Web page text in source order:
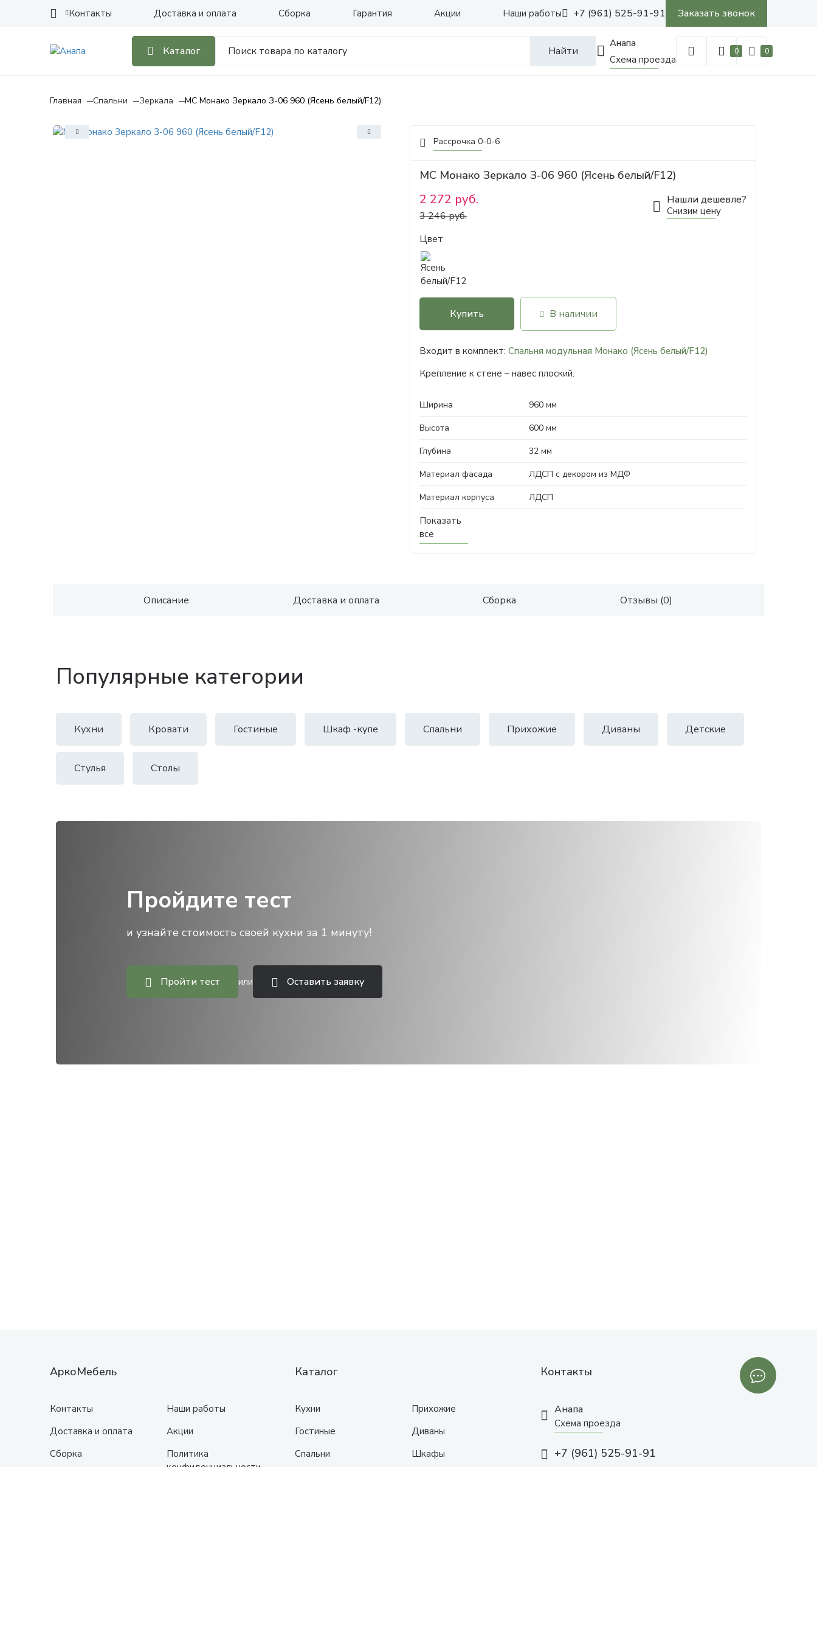
Контакты Доставка и оплата Сборка Гарантия Наши работы
Акции +7 (961) 525-91-91 Заказать звонок
Каталог Найти
Анапа
Схема проезда
0 0
Главная Спальни Зеркала МС Монако Зеркало З-06 960 (Ясень белый/F12)
Рассрочка 0-0-6
МС Монако Зеркало З-06 960 (Ясень белый/F12)
2 272 руб.
3 246 руб.
Нашли дешевле?
Снизим цену
Цвет
Купить В наличии
Входит в комплект:Спальня модульная Монако (Ясень белый/F12)
Крепление к стене – навес плоский.
Ширина
960 мм
Высота
600 мм
Глубина
32 мм
Материал фасада
ЛДСП с декором из МДФ
Материал корпуса
ЛДСП
Показать
все
Описание Доставка и оплата Сборка Отзывы (0)
Популярные категории
Кухни Кровати Гостиные Шкаф -купе Спальни Прихожие Диваны Детские
Стулья Столы
Пройдите тест
и узнайте стоимость своей кухни за 1 минуту!
Пройти тест или Оставить заявку
АркоМебель
Контакты
Доставка и оплата
Сборка
Наши работы
Акции
Политика
конфиденциальности
Каталог
Кухни
Гостиные
Спальни
Прихожие
Диваны
Шкафы
Контакты
Анапа
Схема проезда
+7 (961) 525-91-91